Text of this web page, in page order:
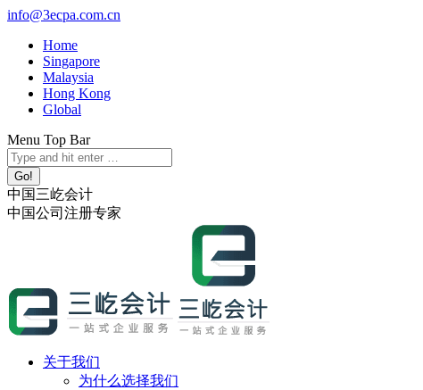
跳
info@3ecpa.com.cn
Home
Singapore
Malaysia
Hong Kong
Global
Menu Top Bar
X
page
opens
in
new
YouTube
page
opens
in
new
Linkedin
page
opens
in
new
Instagram
page
opens
in
new
Search:
中国三屹会计
中国公司注册专家
关于我们
为什么选择我们